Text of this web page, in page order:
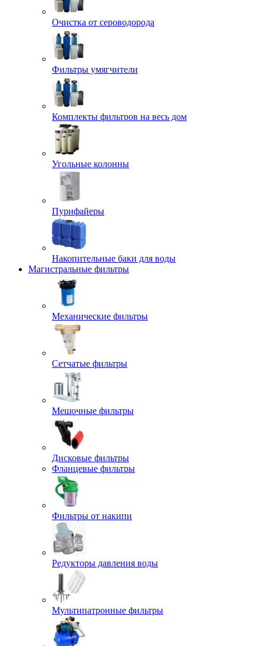
Очистка от сероводорода
Фильтры умягчители
Комплекты фильтров на весь дом
Угольные колонны
Пурифайеры
Накопительные баки для воды
Магистральные фильтры
Механические фильтры
Сетчатые фильтры
Мешочные фильтры
Дисковые фильтры
Фланцевые фильтры
Фильтры от накипи
Редукторы давления воды
Мультипатронные фильтры